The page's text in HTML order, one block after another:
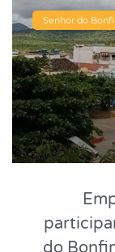
Senhor do
do